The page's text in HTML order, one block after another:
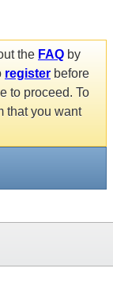
the FAQ by
register before
to proceed. To
that you want